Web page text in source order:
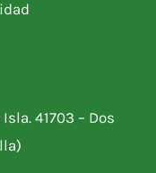
41703 – Dos